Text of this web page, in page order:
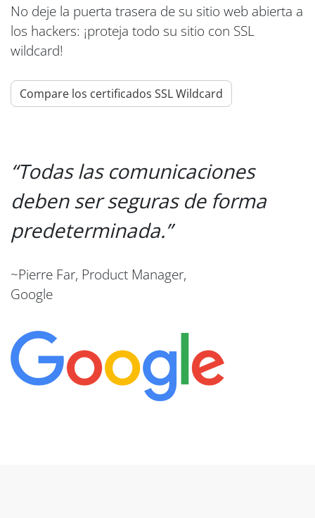
No deje la puerta trasera de su sitio web abierta a
los hackers: ¡proteja todo su sitio con SSL
wildcard!
Compare los certificados SSL Wildcard
Todas las comunicaciones
deben ser seguras de forma
predeterminada.
~Pierre Far, Product Manager,
Google